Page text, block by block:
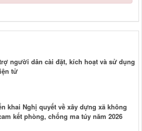
người dân cài đặt, kích hoạt và sử dụng
tử
khai Nghị quyết về xây dựng xã không
kết phòng, chống ma túy năm 2026